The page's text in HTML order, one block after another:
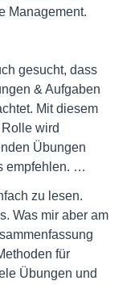
Management.
gesucht, dass
& Aufgaben
Mit diesem
wird
Übungen
empfehlen. …
zu lesen.
Was mir aber am
für
Übungen und